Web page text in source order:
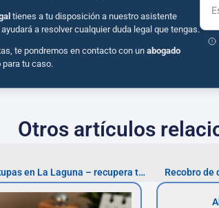
tienes a tu disposición a nuestro asistente
a resolver cualquier duda legal que tengas.
te pondremos en contacto con un abogado
para tu caso.
Otros artículos
Abogados especialistas en okupas en La Laguna – recupera tu vivienda
Recobro de